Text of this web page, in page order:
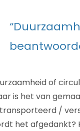
of
is het van
/
het afgedankt?